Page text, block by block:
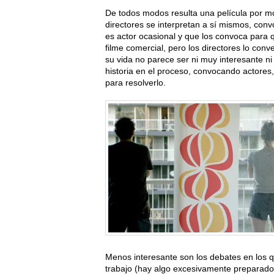
De todos modos resulta una película por
directores se interpretan a sí mismos,
es actor ocasional y que los convoca para
filme comercial, pero los directores lo
su vida no parece ser ni muy interesante
historia en el proceso, convocando
para resolverlo.
Menos interesante son los debates en los
trabajo (hay algo excesivamente